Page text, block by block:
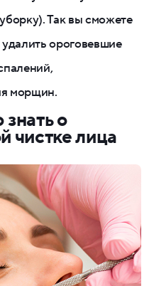
Так вы сможете
ороговевшие
морщин.
о
чистке лица